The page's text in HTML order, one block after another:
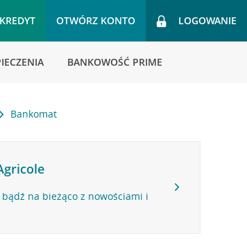
OTWÓRZ KONTO LOGOWANIE
BANKOWOŚĆ PRIME
Bankomat
na bieżąco z nowościami i